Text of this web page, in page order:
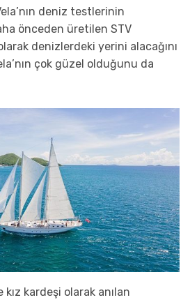
deniz testlerinin
önceden üretilen STV
denizlerdeki yerini alacağını
çok güzel olduğunu da
kardeşi olarak anılan